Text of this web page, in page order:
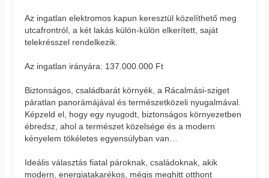
Az ingatlan elektromos kapun keresztül közelíthető meg
utcafrontról, a két lakás külön-külön elkerített, saját
telekrésszel rendelkezik.
Az ingatlan irányára: 137.000.000 Ft
Biztonságos, családbarát környék, a Rácalmási-sziget
páratlan panorámájával és természetközeli nyugalmával.
Képzeld el, hogy egy nyugodt, biztonságos környezetben
ébredsz, ahol a természet közelsége és a modern
kényelem tökéletes egyensúlyban van…
Ideális választás fiatal pároknak, családoknak, akik
modern, energiatakarékos, mégis meghitt otthont